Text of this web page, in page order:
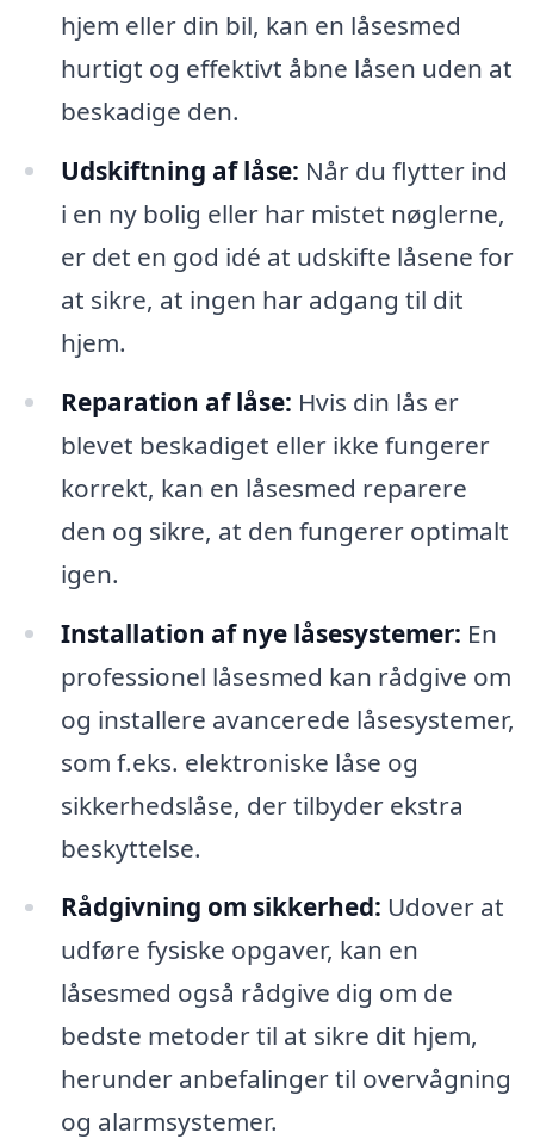
hjem eller din bil, kan en låsesmed
hurtigt og effektivt åbne låsen uden at
beskadige den.
Udskiftning af låse: Når du flytter ind
i en ny bolig eller har mistet nøglerne,
er det en god idé at udskifte låsene for
at sikre, at ingen har adgang til dit
hjem.
Reparation af låse: Hvis din lås er
blevet beskadiget eller ikke fungerer
korrekt, kan en låsesmed reparere
den og sikre, at den fungerer optimalt
igen.
Installation af nye låsesystemer: En
professionel låsesmed kan rådgive om
og installere avancerede låsesystemer,
som f.eks. elektroniske låse og
sikkerhedslåse, der tilbyder ekstra
beskyttelse.
Rådgivning om sikkerhed: Udover at
udføre fysiske opgaver, kan en
låsesmed også rådgive dig om de
bedste metoder til at sikre dit hjem,
herunder anbefalinger til overvågning
og alarmsystemer.